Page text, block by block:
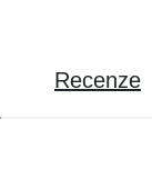
Recenze